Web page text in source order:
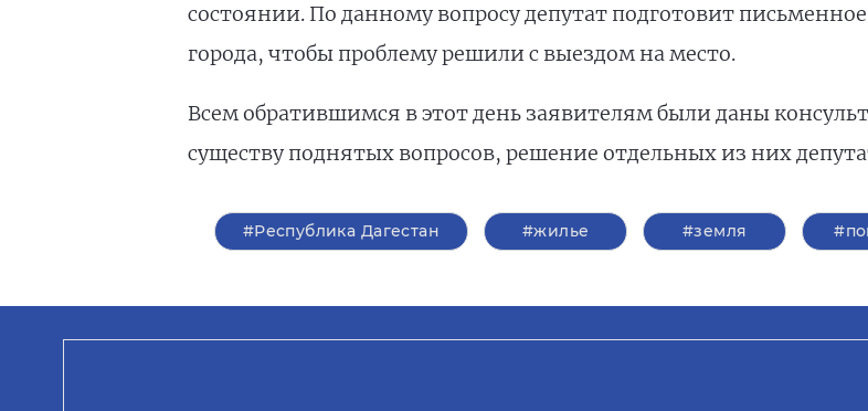
состоянии. По данному вопросу депутат подготовит
города, чтобы проблему решили с выездом на место.
Всем обратившимся в этот день заявителям были даны
существу поднятых вопросов, решение отдельных из них
#Республика Дагестан #жилье #земля